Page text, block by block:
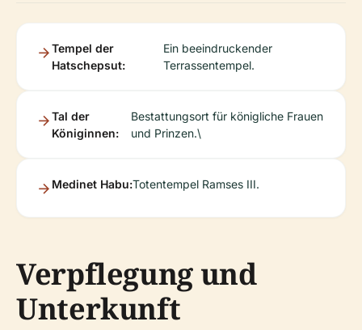
Tempel der
Hatschepsut:
Ein beeindruckender
Terrassentempel.
Tal der
Königinnen:
Bestattungsort für königliche Frauen
und Prinzen.\
Medinet Habu:Totentempel Ramses III.
Verpflegung und
Unterkunft